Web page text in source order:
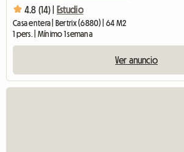
4.8 (14) | Estudio
Casa entera | Bertrix (6880) | 64 M2
1 pers. | Mínimo 1 semana
Ver anuncio